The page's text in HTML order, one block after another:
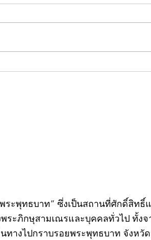
บชีพจรวงการ
คอลั
ระพุทธบาท” ซึ่งเป็นสถานที่ศักดิ์สิทธิ์
ะภิกษุสามเณรและบุคคลทั่วไป ทั้งจ
ทางไปกราบรอยพระพุทธบาท จังหวั